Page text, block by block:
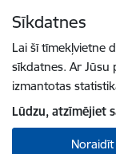
Sīkdatnes
Lai šī tīmekļvietne
sīkdatnes. Ar Jūsu
izmantotas
Lūdzu, atzīmējiet
Noraidīt